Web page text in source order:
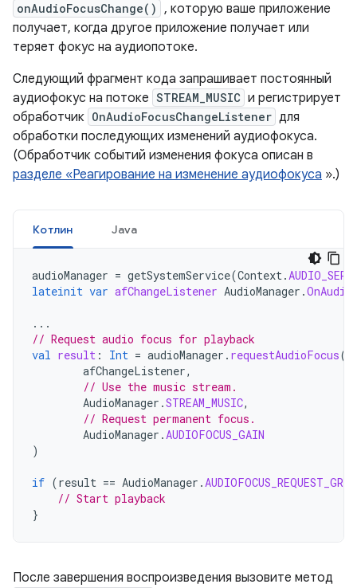
onAudioFocusChange() , которую ваше приложение
получает, когда другое приложение получает или
теряет фокус на аудиопотоке.
Следующий фрагмент кода запрашивает постоянный
аудиофокус на потоке STREAM_MUSIC и регистрирует
обработчик OnAudioFocusChangeListener для
обработки последующих изменений аудиофокуса.
(Обработчик событий изменения фокуса описан в
разделе «Реагирование на изменение аудиофокуса ».)
Котлин Java
audioManager = getSystemService(Context.
lateinit var afChangeListener AudioManager .
...
// Request audio focus for playback
val result : Int = audioManager . requestAudioFocus(
afChangeListener,
// Use the music stream.
AudioManager .STREAM_MUSIC,
// Request permanent focus.
AudioManager .AUDIOFOCUS_GAIN
)
if (result == AudioManager .
// Start playback
}
После завершения воспроизведения вызовите метод